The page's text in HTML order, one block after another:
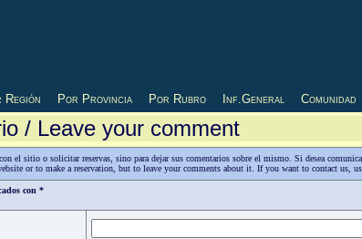
Región Por Provincia Por Rubro Inf.General Comunidad
/ Leave your comment
el sitio o solicitar reservas, sino para dejar sus comentarios sobre el mismo. Si desea
or to make a reservation, but to leave your comments about it. If you want to contact us,
con *